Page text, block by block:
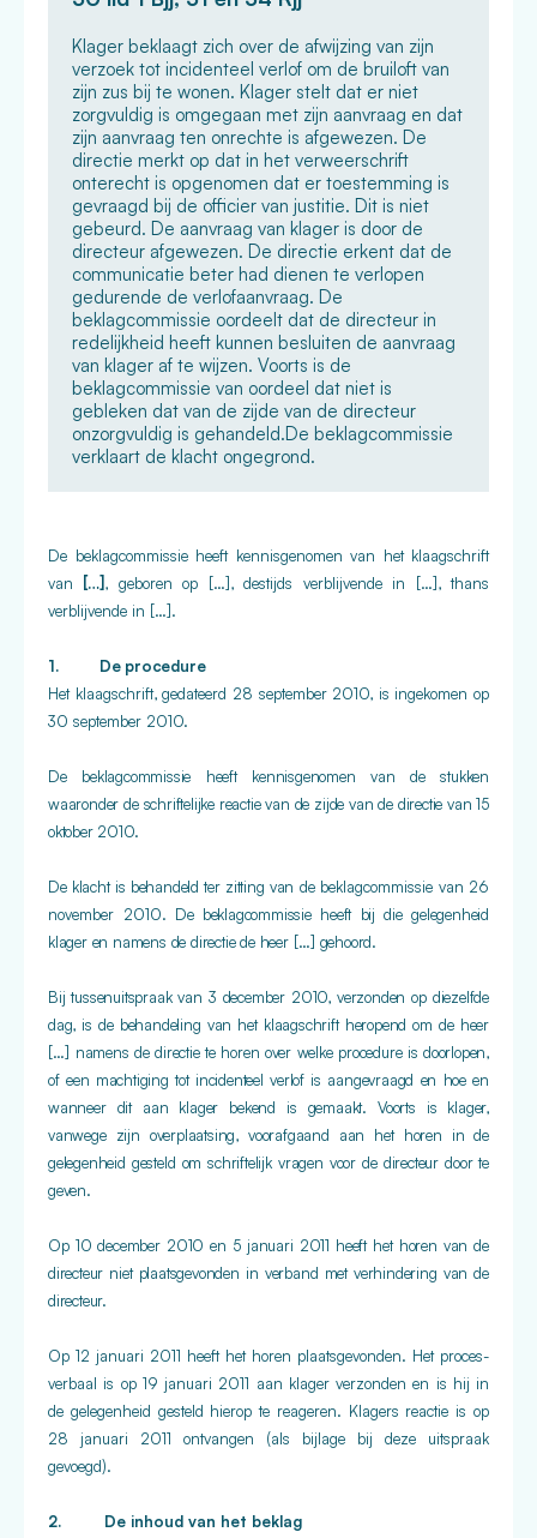
Klager beklaagt zich over de afwijzing van zijn
verzoek tot incidenteel verlof om de bruiloft van
zijn zus bij te wonen. Klager stelt dat er niet
zorgvuldig is omgegaan met zijn aanvraag en dat
zijn aanvraag ten onrechte is afgewezen. De
directie merkt op dat in het verweerschrift
onterecht is opgenomen dat er toestemming is
gevraagd bij de officier van justitie. Dit is niet
gebeurd. De aanvraag van klager is door de
directeur afgewezen. De directie erkent dat de
communicatie beter had dienen te verlopen
gedurende de verlofaanvraag. De
beklagcommissie oordeelt dat de directeur in
redelijkheid heeft kunnen besluiten de aanvraag
van klager af te wijzen. Voorts is de
beklagcommissie van oordeel dat niet is
gebleken dat van de zijde van de directeur
onzorgvuldig is gehandeld.De beklagcommissie
verklaart de klacht ongegrond.
De beklagcommissie heeft kennisgenomen van het klaagschrift
van […], geboren op […], destijds verblijvende in […], thans
verblijvende in […].
1. De procedure
Het klaagschrift, gedateerd 28 september 2010, is ingekomen op
30 september 2010.
De beklagcommissie heeft kennisgenomen van de stukken
waaronder de schriftelijke reactie van de zijde van de directie van 15
oktober 2010.
De klacht is behandeld ter zitting van de beklagcommissie van 26
november 2010. De beklagcommissie heeft bij die gelegenheid
klager en namens de directie de heer […] gehoord.
Bij tussenuitspraak van 3 december 2010, verzonden op diezelfde
dag, is de behandeling van het klaagschrift heropend om de heer
[…] namens de directie te horen over welke procedure is doorlopen,
of een machtiging tot incidenteel verlof is aangevraagd en hoe en
wanneer dit aan klager bekend is gemaakt. Voorts is klager,
vanwege zijn overplaatsing, voorafgaand aan het horen in de
gelegenheid gesteld om schriftelijk vragen voor de directeur door te
geven.
Op 10 december 2010 en 5 januari 2011 heeft het horen van de
directeur niet plaatsgevonden in verband met verhindering van de
directeur.
Op 12 januari 2011 heeft het horen plaatsgevonden. Het proces-
verbaal is op 19 januari 2011 aan klager verzonden en is hij in
de gelegenheid gesteld hierop te reageren. Klagers reactie is op
28 januari 2011 ontvangen (als bijlage bij deze uitspraak
gevoegd).
2. De inhoud van het beklag